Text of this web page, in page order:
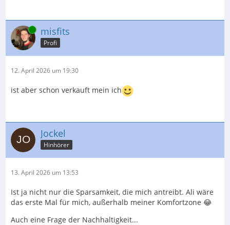
Online misfits
Profi
12. April 2026 um 19:30
ist aber schon verkauft mein ich
Jockel
Hinhörer
13. April 2026 um 13:53
Ist ja nicht nur die Sparsamkeit, die mich antreibt. Ali wäre
das erste Mal für mich, außerhalb meiner Komfortzone 😂
Auch eine Frage der Nachhaltigkeit...